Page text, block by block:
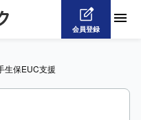
会員登録
生保EUC支援